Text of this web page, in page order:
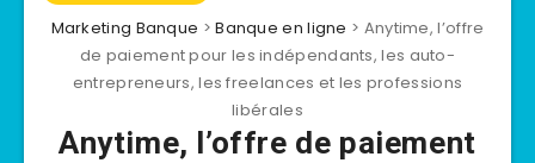
Marketing Banque >Banque en ligne > Anytime, l’offre
de paiement pour les indépendants, les auto-
entrepreneurs, les freelances et les professions
libérales
Anytime, l’offre de paiement